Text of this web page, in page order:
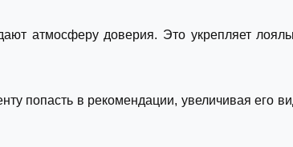
атмосферу доверия. Это укрепляет
попасть в рекомендации, увеличивая его